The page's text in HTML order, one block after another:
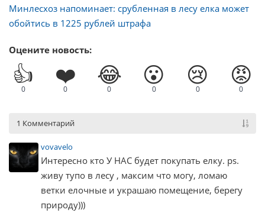
Минлесхоз напоминает: срубленная в лесу елка может
обойтись в 1225 рублей штрафа
Оцените новость:
👍
0
❤️
0
😂
0
😮
0
😢
0
😡
0
1 Комментарий
vovavelo
Интересно кто У НАС будет покупать елку. ps.
живу тупо в лесу , максим что могу, ломаю
ветки елочные и украшаю помещение, берегу
природу)))